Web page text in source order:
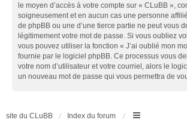
le moyen d’accès à votre compte sur « CLuBB »,
soigneusement et en aucun cas une personne
de phpBB ou une d’une tierce partie ne peut vous
légitimement votre mot de passe. Si vous oubliez
vous pouvez utiliser la fonction « J’ai oublié mon
fournie par le logiciel phpBB. Ce processus vous
votre nom d’utilisateur et votre courriel, alors le
un nouveau mot de passe qui vous permettra de
site du CLuBB Index du forum